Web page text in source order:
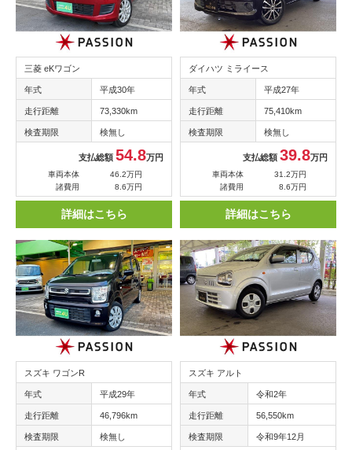
三菱 eKワゴン
年式 平成30年
走行距離 73,330km
検査期限 検無し
支払総額 54.8万円
車両本体
46.2万円
諸費用
8.6万円
詳細はこちら
ダイハツ ミライース
年式 平成27年
走行距離 75,410km
検査期限 検無し
支払総額 39.8万円
車両本体
31.2万円
諸費用
8.6万円
詳細はこちら
スズキ ワゴンR
年式 平成29年
走行距離 46,796km
検査期限 検無し
スズキ アルト
年式 令和2年
走行距離 56,550km
検査期限 令和9年12月